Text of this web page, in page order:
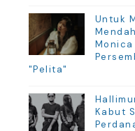
Untuk
"Pelita"
Kabut